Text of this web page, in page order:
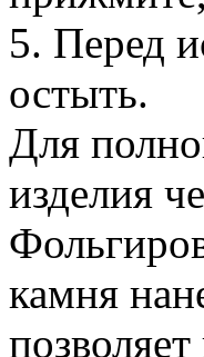
5. Перед
остыть.
Для
изделия
камня